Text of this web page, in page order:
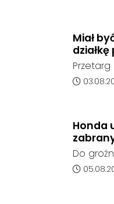
Miał
Przetarg
oferent.
Data
Honda
Do
środę
Data